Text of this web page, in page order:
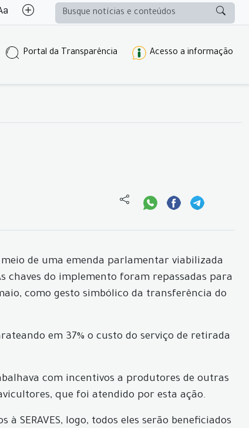
Portal da Transparência Acesso a informação
de uma emenda parlamentar viabilizada
chaves do implemento foram repassadas para
como gesto simbólico da transferência do
em 37% o custo do serviço de retirada
com incentivos a produtores de outras
que foi atendido por esta ação.
SERAVES, logo, todos eles serão beneficiados